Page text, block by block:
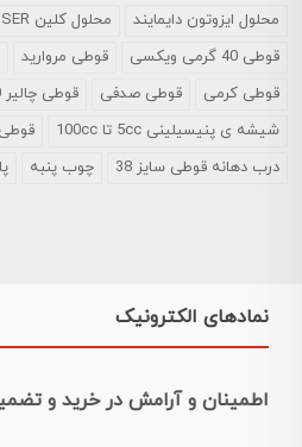
محلول ایزوتون دایمایند
محلول کلین CLE-P CLEANSER
قوطی 40 گرمی ویکسی
قوطی مروارید
قوطی کرمی
قوطی صدفی
قوطی چالیر 100
شیشه ی پنیسیلینی 5cc تا 100cc
درب دهانه قوطی سایز 38
چوب پنبه
نمادهای الکترونیک
اطمینان و آرامش در خرید و